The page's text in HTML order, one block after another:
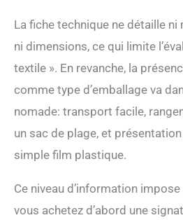
La fiche technique ne détaille ni
ni dimensions, ce qui limite
textile ». En revanche, la
comme type d’emballage va
nomade: transport facile,
un sac de plage, et
simple film plastique.
Ce niveau d’information
vous achetez d’abord une